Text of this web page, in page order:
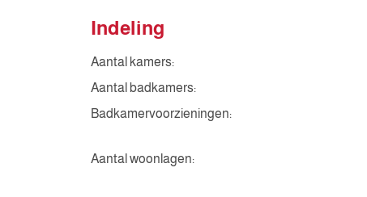
Indeling
Aantal kamers:
Aantal badkamers:
Badkamervoorzieningen:
Aantal woonlagen: